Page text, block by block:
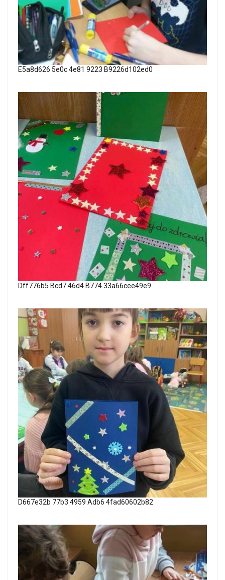
E5a8d626 5e0c 4e81 9223 B9226d102ed0
Dff776b5 Bcd7 46d4 B774 33a66cee49e9
D667e32b 77b3 4959 Adb6 4fad60602b82